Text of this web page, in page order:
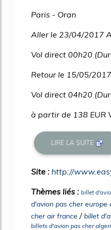
Paris - Oran
Aller le 23/04/2017
Vol direct 00h20
Retour le 15/05/
Vol direct 04h20
à partir de 138 EUR
LIRE LA SUITE
Site : http://
Thèmes liés : billet
d'avion pas cher europe
cher air france /billet
billets d'avion pas cher